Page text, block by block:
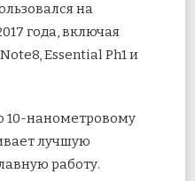
на
года, включая
Essential Ph1 и
10-нанометровому
лучшую
работу.